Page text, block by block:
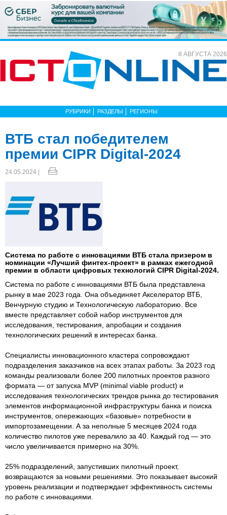
8 АВГУСТА 2026
РУБРИКИ РАЗДЕЛЫ РЕГИОНЫ
ВТБ стал победителем
премии CIPR Digital-2024
24.05.2024 |
Система по работе с инновациями ВТБ стала призером в
номинации «Лучший финтех-проект» в рамках ежегодной
премии в области цифровых технологий CIPR Digital-2024.
Система по работе с инновациями ВТБ была представлена
рынку в мае 2023 года. Она объединяет Акселератор ВТБ,
Венчурную студию и Технологическую лабораторию. Все
вместе представляет собой набор инструментов для
исследования, тестирования, апробации и создания
технологических решений в интересах банка.
Специалисты инновационного кластера сопровождают
подразделения заказчиков на всех этапах работы. За 2023 год
команды реализовали более 200 пилотных проектов разного
формата — от запуска MVP (minimal viable product) и
исследования технологических трендов рынка до тестирования
элементов информационной инфраструктуры банка и поиска
инструментов, опережающих «базовые» потребности в
импортозамещении. А за неполные 5 месяцев 2024 года
количество пилотов уже перевалило за 40. Каждый год — это
число увеличивается примерно на 30%.
25% подразделений, запустивших пилотный проект,
возвращаются за новыми решениями. Это показывает высокий
уровень реализации и подтверждает эффективность системы
по работе с инновациями.